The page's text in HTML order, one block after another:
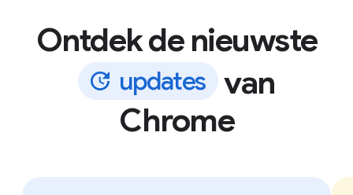
Ontdek de nieuwste
updates van
Chrome